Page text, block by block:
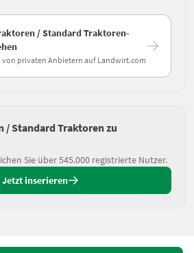
/ Standard Traktoren-
von privaten Anbietern auf Landwirt.com
/ Standard Traktoren zu
Sie über 545.000 registrierte Nutzer.
Jetzt inserieren